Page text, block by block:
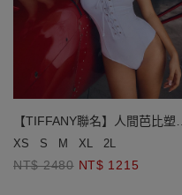
【TIFFANY聯名】人間芭比塑腹
馬甲綁帶連身泳衣
XS S M XL 2L
NT$ 2480 NT$ 1215